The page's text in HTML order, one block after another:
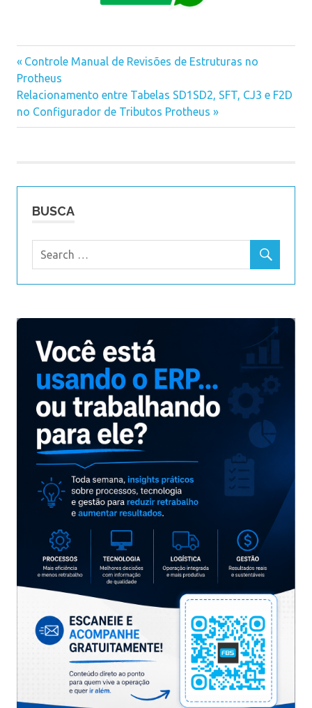
Navegação
de
Post
Previous
Post:
Controle Manual de Revisões de Estruturas no
Protheus
Next
Post:
Relacionamento entre Tabelas SD1SD2, SFT, CJ3 e F2D
no Configurador de Tributos Protheus
BUSCA